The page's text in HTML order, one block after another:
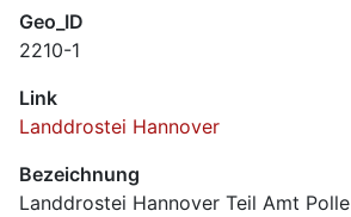
Geo_ID
2210-1
Link
Landdrostei Hannover
Bezeichnung
Landdrostei Hannover Teil Amt Polle